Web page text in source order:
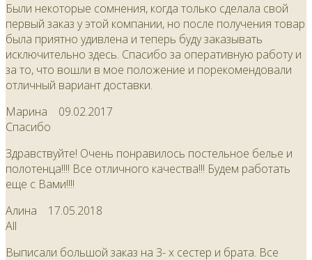
Были некоторые сомнения, когда только сделала свой
первый заказ у этой компании, но после получения товар
была приятно удивлена и теперь буду заказывать
исключительно здесь. Спасибо за оперативную работу и
за то, что вошли в мое положение и порекомендовали
отличный вариант доставки.
Марина 09.02.2017
Спасибо
Здравствуйте! Очень понравилось постельное белье и
полотенца!!!! Все отличного качества!!! Будем работать
еще с Вами!!!!
Алина 17.05.2018
All
Выписали большой заказ на 3- х сестер и брата. Все